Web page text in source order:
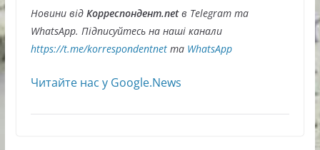
Новини відКорреспондент.netв Telegram та
WhatsApp. Підписуйтесь на наші канали
https://t.me/korrespondentnetта WhatsApp
Читайте нас у Google.News